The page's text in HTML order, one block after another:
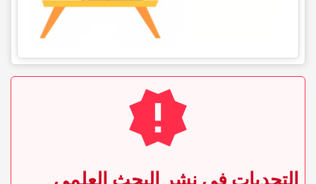
التحدیات فی نشر البحث العلمی